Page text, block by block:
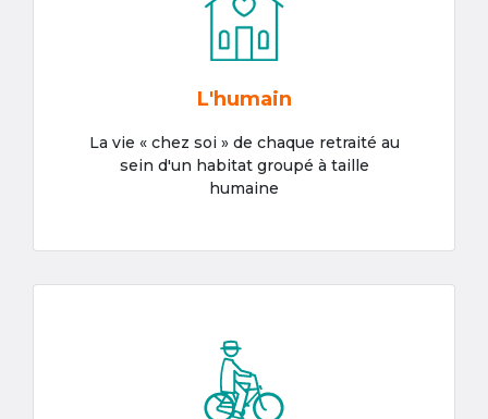
L'humain
La vie « chez soi » de chaque retraité au
sein d'un habitat groupé à taille
humaine